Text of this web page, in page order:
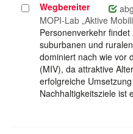
Projekt
auswählen
Wegbereiter
MOPI-Lab „Aktive
Personenverkehr
suburbanen und
dominiert nach wie vor
(MIV), da attraktive
erfolgreiche
Nachhaltigkeitsziele